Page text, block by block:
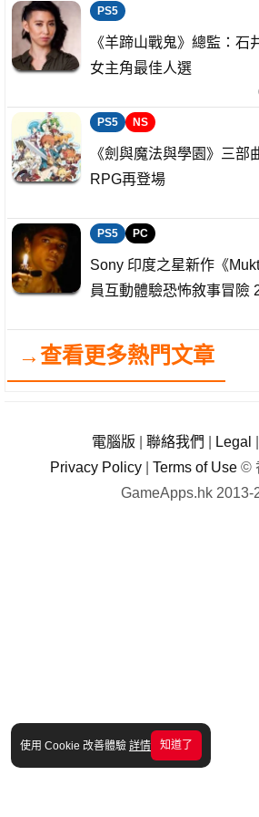
使用 Cookie 改善體驗 詳情 知道了
PS5
《羊蹄山戰鬼》總監：石
女主角最佳人選
PS5 NS
《劍與魔法與學園》三部
RPG再登場
PS5 PC
Sony 印度之星新作《
員互動體驗恐怖敘事冒險
→查看更多熱門文章
電腦版 聯絡我們 Legal
Privacy Policy
Terms of Use ©
GameApps.hk 2013-